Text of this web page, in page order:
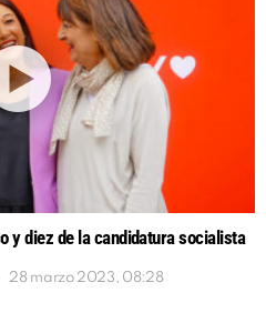
y diez de la candidatura socialista
28 marzo 2023, 08:28